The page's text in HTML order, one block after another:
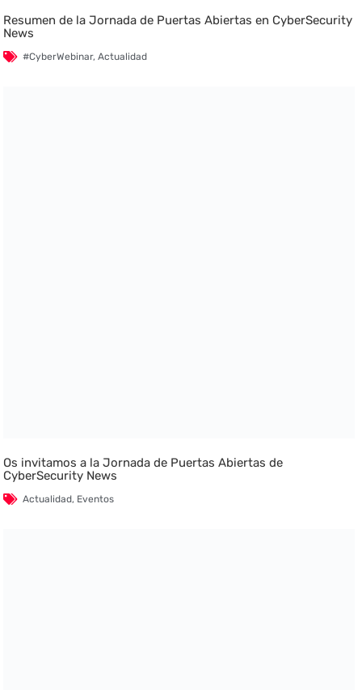
Resumen de la Jornada de Puertas Abiertas en CyberSecurity
News
#CyberWebinar,Actualidad
Os invitamos a la Jornada de Puertas Abiertas de
CyberSecurity News
Actualidad, Eventos